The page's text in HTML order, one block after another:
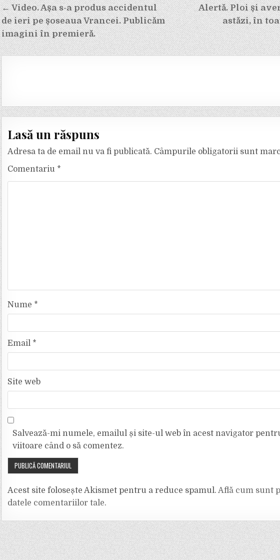
Navigare
în
articole
Alertă. Ploi și
astăzi, în
← Video. Așa s-a produs accidentul
de ieri pe șoseaua Vrancei. Publicăm
imagini în premieră.
Lasă un răspuns
Adresa ta de email nu va fi publicată. Câmpurile obligatorii sunt
Comentariu *
Nume *
Email *
Site web
Salvează-mi numele, emailul și site-ul web în acest navigator
viitoare când o să comentez.
Acest site folosește Akismet pentru a reduce spamul. Află cum sunt
datele comentariilor tale.